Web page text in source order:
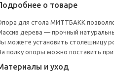
о товаре
для стола МИТТБАКК
дерева — прочный
можете установить столешницу
полку опоры можно поставить
и уход